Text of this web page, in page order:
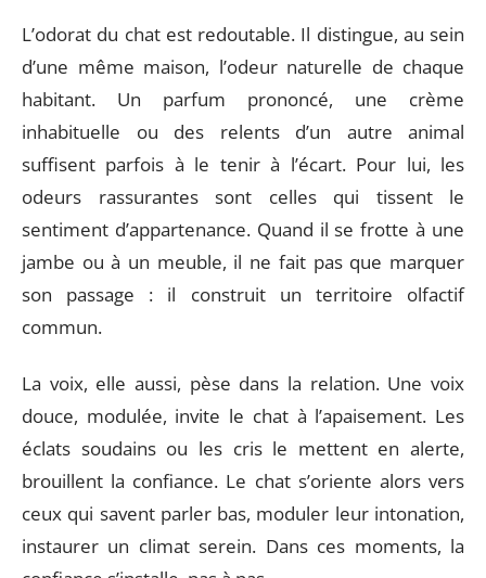
L’odorat du chat est redoutable. Il distingue, au sein
d’une même maison, l’odeur naturelle de chaque
habitant. Un parfum prononcé, une crème
inhabituelle ou des relents d’un autre animal
suffisent parfois à le tenir à l’écart. Pour lui, les
odeurs rassurantes sont celles qui tissent le
sentiment d’appartenance. Quand il se frotte à une
jambe ou à un meuble, il ne fait pas que marquer
son passage : il construit un territoire olfactif
commun.
La voix, elle aussi, pèse dans la relation. Une voix
douce, modulée, invite le chat à l’apaisement. Les
éclats soudains ou les cris le mettent en alerte,
brouillent la confiance. Le chat s’oriente alors vers
ceux qui savent parler bas, moduler leur intonation,
instaurer un climat serein. Dans ces moments, la